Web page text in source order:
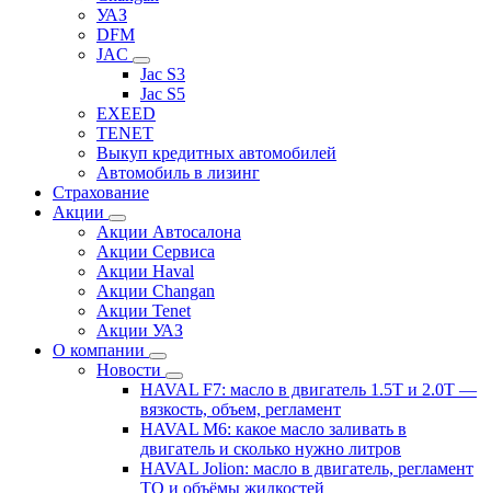
УАЗ
DFM
JAC
Jac S3
Jac S5
EXEED
TENET
Выкуп кредитных автомобилей
Автомобиль в лизинг
Страхование
Акции
Акции Автосалона
Акции Сервиса
Акции Haval
Акции Changan
Акции Tenet
Акции УАЗ
О компании
Новости
HAVAL F7: масло в двигатель 1.5T и 2.0T —
вязкость, объем, регламент
HAVAL M6: какое масло заливать в
двигатель и сколько нужно литров
HAVAL Jolion: масло в двигатель, регламент
ТО и объёмы жидкостей